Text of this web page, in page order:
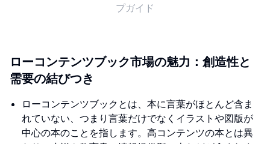
プガイド
ローコンテンツブック市場の魅力：創造性と
需要の結びつき
ローコンテンツブックとは、本に言葉がほとんど含ま
れていない、つまり言葉だけでなくイラストや図版が
中心の本のことを指します。高コンテンツの本とは異